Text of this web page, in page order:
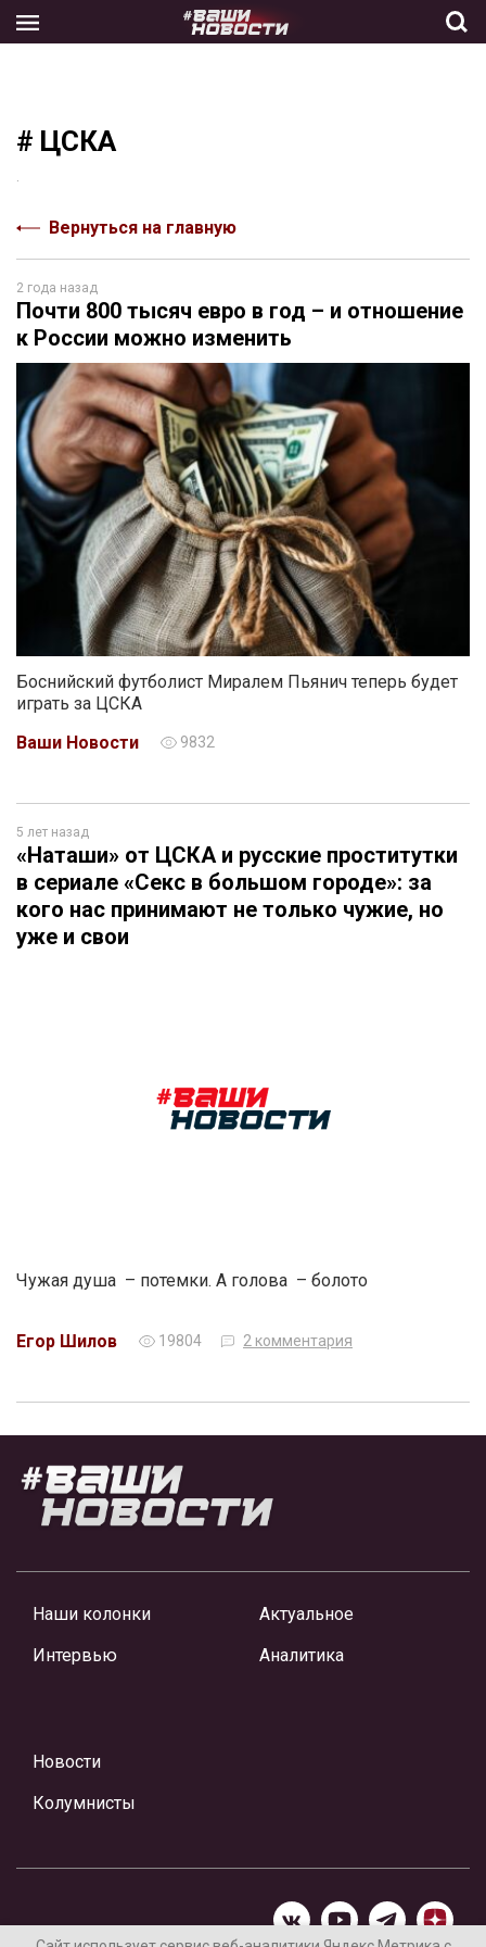
the
# ЦСКА
Вернуться на главную
2 года назад
Почти 800 тысяч евро в год – и отношение
к России можно изменить
Боснийский футболист Миралем Пьянич теперь будет
играть за ЦСКА
Ваши Новости
9832
5 лет назад
«Наташи» от ЦСКА и русские проститутки
в сериале «Секс в большом городе»: за
кого нас принимают не только чужие, но
уже и свои
Чужая душа – потемки. А голова – болото
Егор Шилов 19804 2 комментария
Наши колонки
Интервью
Актуальное
Аналитика
Новости
Колумнисты